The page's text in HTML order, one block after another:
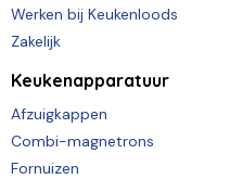
Werken bij Keukenloods
Zakelijk
Keukenapparatuur
Afzuigkappen
Combi-magnetrons
Fornuizen